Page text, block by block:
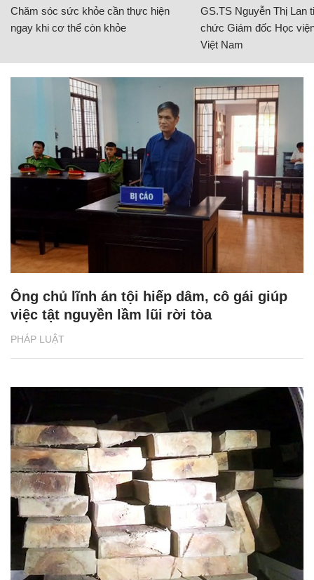
Chăm sóc sức khỏe cần thực hiện
ngay khi cơ thể còn khỏe
GS.TS Nguyễn Thị Lan
chức Giám đốc Học
Việt Nam
PHÁP LUẬT
Ông chủ lĩnh án tội hiếp dâm, cô gái giúp
việc tật nguyền lầm lũi rời tòa